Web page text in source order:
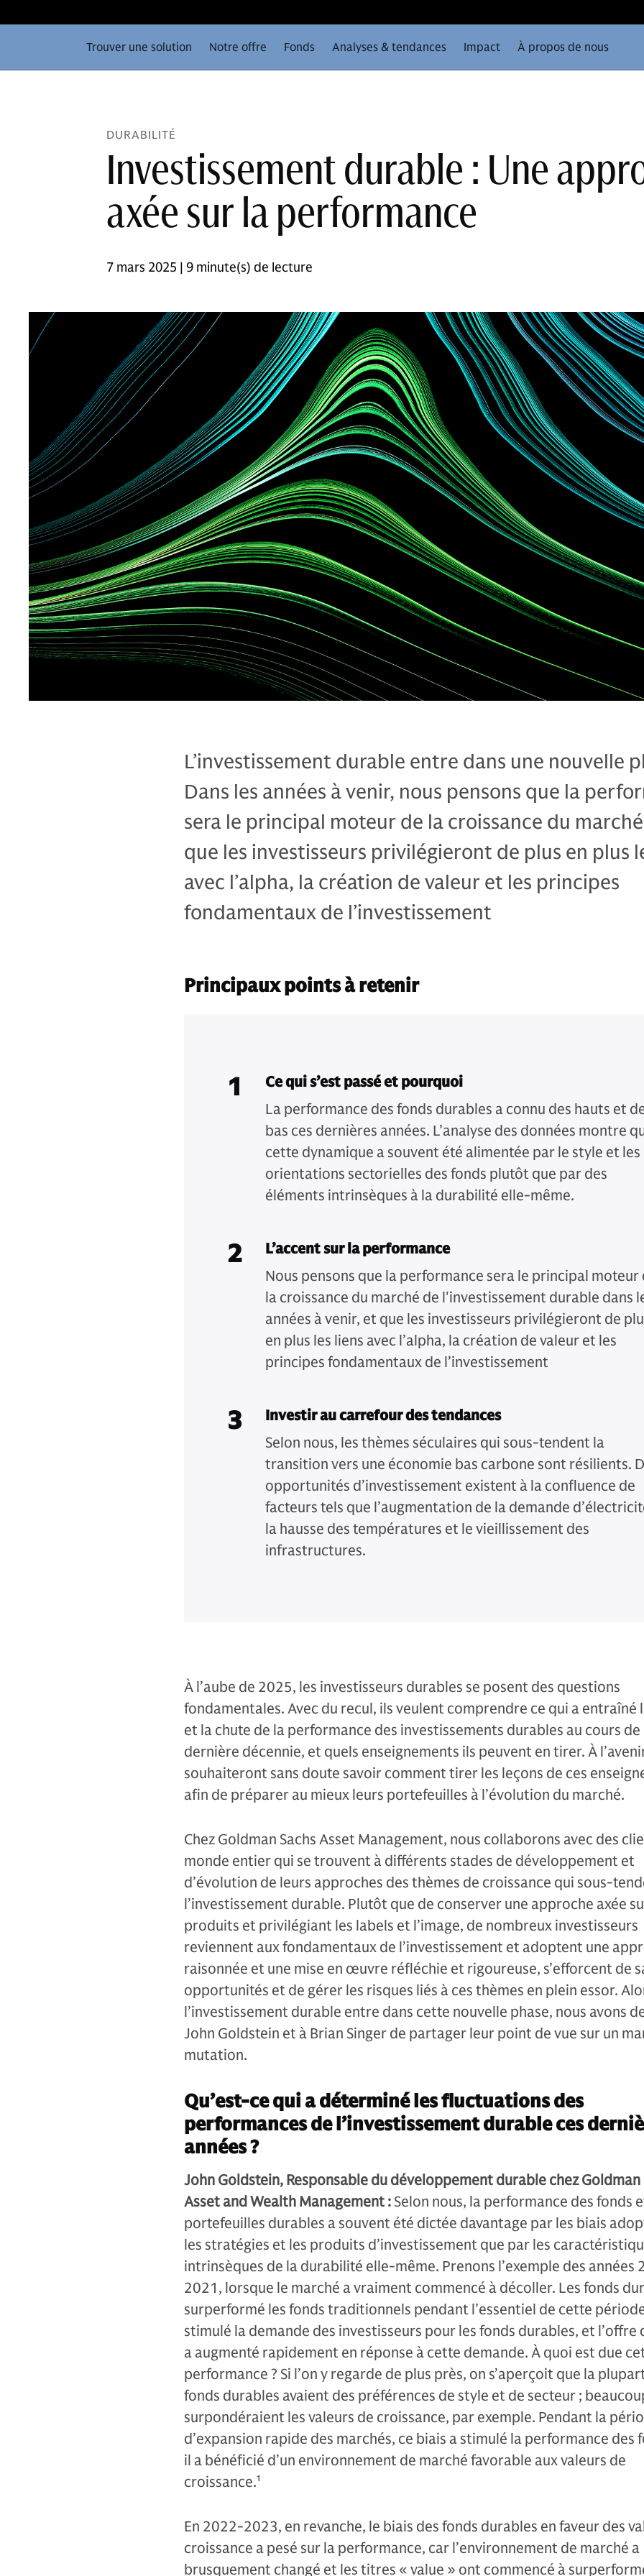
Trouver une solution Notre offre Fonds Analyses & tendances Impact À propos de nous
DURABILITÉ
Investissement durable : Une
axée sur la performance
7 mars 2025 | 9 minute(s) de lecture
L’investissement durable entre dans une nouvelle
Dans les années à venir, nous pensons que la
sera le principal moteur de la croissance du
que les investisseurs privilégieront de plus en plus
avec l’alpha, la création de valeur et les principes
fondamentaux de l’investissement
Principaux points à retenir
1
Ce qui s’est passé et pourquoi
La performance des fonds durables a connu des hauts et
bas ces dernières années. L’analyse des données montre
cette dynamique a souvent été alimentée par le style et les
orientations sectorielles des fonds plutôt que par des
éléments intrinsèques à la durabilité elle-même.
2
L’accent sur la performance
Nous pensons que la performance sera le principal moteur
la croissance du marché de l'investissement durable dans
années à venir, et que les investisseurs privilégieront de
en plus les liens avec l’alpha, la création de valeur et les
principes fondamentaux de l’investissement
3
Investir au carrefour des tendances
Selon nous, les thèmes séculaires qui sous-tendent la
transition vers une économie bas carbone sont résilients.
opportunités d’investissement existent à la confluence de
facteurs tels que l’augmentation de la demande
la hausse des températures et le vieillissement des
infrastructures.
À l’aube de 2025, les investisseurs durables se posent des questions
fondamentales. Avec du recul, ils veulent comprendre ce qui a entraîné
et la chute de la performance des investissements durables au cours de
dernière décennie, et quels enseignements ils peuvent en tirer. À
souhaiteront sans doute savoir comment tirer les leçons de ces
afin de préparer au mieux leurs portefeuilles à l’évolution du marché.
Chez Goldman Sachs Asset Management, nous collaborons avec des
monde entier qui se trouvent à différents stades de développement et
d’évolution de leurs approches des thèmes de croissance qui sous-
l’investissement durable. Plutôt que de conserver une approche axée
produits et privilégiant les labels et l’image, de nombreux investisseurs
reviennent aux fondamentaux de l’investissement et adoptent une
raisonnée et une mise en œuvre réfléchie et rigoureuse, s’efforcent de
opportunités et de gérer les risques liés à ces thèmes en plein essor.
l’investissement durable entre dans cette nouvelle phase, nous avons
John Goldstein et à Brian Singer de partager leur point de vue sur un
mutation.
Qu’est-ce qui a déterminé les fluctuations des
performances de l’investissement durable ces
années ?
John Goldstein, Responsable du développement durable chez Goldman
Asset and Wealth Management : Selon nous, la performance des fonds
portefeuilles durables a souvent été dictée davantage par les biais
les stratégies et les produits d’investissement que par les
intrinsèques de la durabilité elle-même. Prenons l’exemple des années
2021, lorsque le marché a vraiment commencé à décoller. Les fonds
surperformé les fonds traditionnels pendant l’essentiel de cette
stimulé la demande des investisseurs pour les fonds durables, et l’offre
a augmenté rapidement en réponse à cette demande. À quoi est due
performance ? Si l’on y regarde de plus près, on s’aperçoit que la
fonds durables avaient des préférences de style et de secteur ;
surpondéraient les valeurs de croissance, par exemple. Pendant la
d’expansion rapide des marchés, ce biais a stimulé la performance des
il a bénéficié d’un environnement de marché favorable aux valeurs de
croissance.1
En 2022-2023, en revanche, le biais des fonds durables en faveur des
croissance a pesé sur la performance, car l’environnement de marché a
brusquement changé et les titres « value » ont commencé à